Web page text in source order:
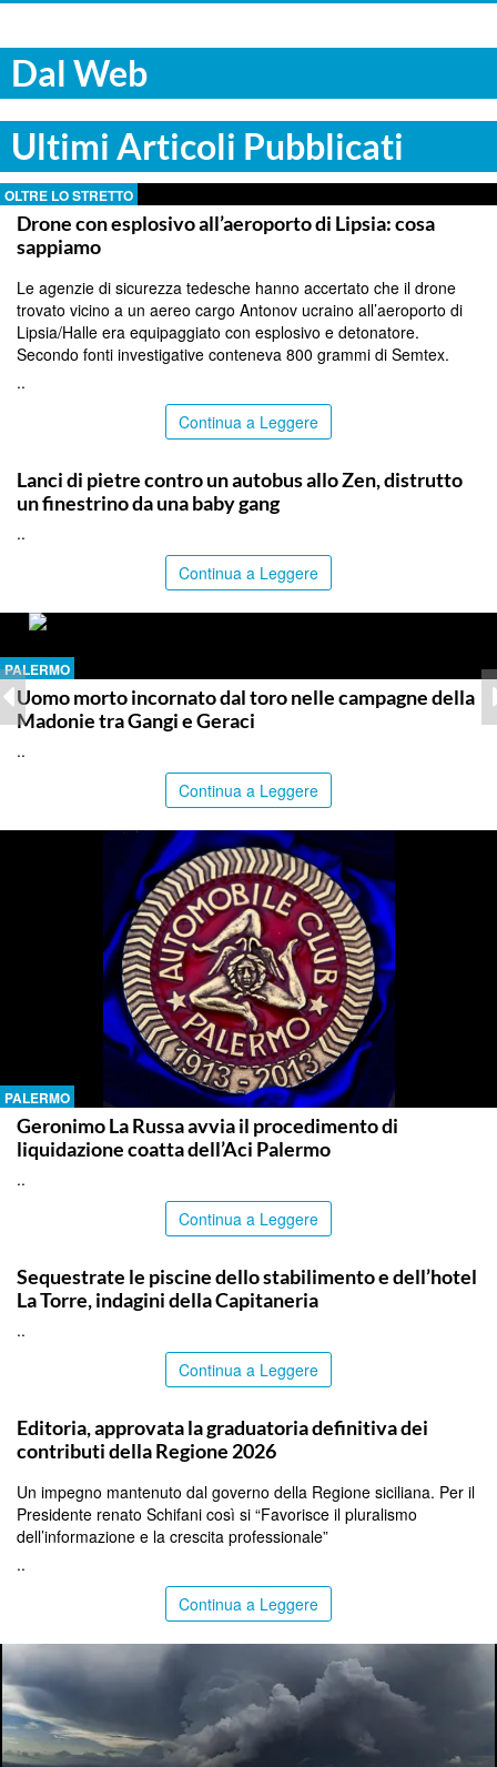
Dal Web
Ultimi Articoli Pubblicati
OLTRE LO STRETTO
Drone con esplosivo all’aeroporto di Lipsia: cosa
sappiamo
Le agenzie di sicurezza tedesche hanno accertato che il drone
trovato vicino a un aereo cargo Antonov ucraino all’aeroporto di
Lipsia/Halle era equipaggiato con esplosivo e detonatore.
Secondo fonti investigative conteneva 800 grammi di Semtex.
..
Continua a Leggere
Lanci di pietre contro un autobus allo Zen, distrutto
un finestrino da una baby gang
..
Continua a Leggere
PALERMO
Uomo morto incornato dal toro nelle campagne della
Madonie tra Gangi e Geraci
..
Continua a Leggere
PALERMO
Geronimo La Russa avvia il procedimento di
liquidazione coatta dell’Aci Palermo
..
Continua a Leggere
Sequestrate le piscine dello stabilimento e dell’hotel
La Torre, indagini della Capitaneria
..
Continua a Leggere
Editoria, approvata la graduatoria definitiva dei
contributi della Regione 2026
Un impegno mantenuto dal governo della Regione siciliana. Per il
Presidente renato Schifani così si “Favorisce il pluralismo
dell’informazione e la crescita professionale”
..
Continua a Leggere